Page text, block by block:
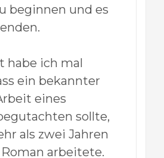
beginnen und es
habe ich mal
ein bekannter
eines
sollte,
als zwei Jahren
arbeitete.